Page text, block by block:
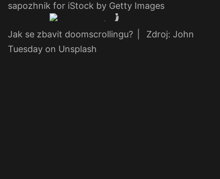
sapozhnik for iStock by Getty Images
Jak se zbavit doomscrollingu?
Zdroj: John
Tuesday on Unsplash